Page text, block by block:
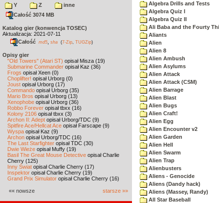
Y
Z
inne
Całość 3074 MB
Katalog gier (konwencja TOSEC)
Aktualizacja: 2021-07-11
Całość md5 sha (7-Zip TUGZip)
Opisy gier
"Old Towers" (Atari ST) opisał Misza (19)
Submarine Commander opisał Kaz (36)
Frogs opisał Xeen (0)
Choplifter! opisał Urborg (0)
Joust opisał Urborg (17)
Commando opisał Urborg (35)
Mario Bros opisał Urborg (13)
Xenophobe opisał Urborg (36)
Robbo Forever opisał tbxx (16)
Kolony 2106 opisał tbxx (3)
Archon II: Adept opisał Urborg/TDC (9)
Spitfire Ace/Hellcat Ace opisał Farscape (9)
Wyspa opisał Kaz (9)
Archon opisał Urborg/TDC (16)
The Last Starfighter opisał TDC (30)
Dwie Wieże opisał Muffy (19)
Basil The Great Mouse Detective opisał Charlie
Cherry (125)
Inny Świat opisał Charlie Cherry (17)
Inspektor opisał Charlie Cherry (19)
Grand Prix Simulator opisał Charlie Cherry (16)
«« nowsze starsze »»
Algebra Drills and Tests
Algebra Quiz I
Algebra Quiz II
Ali Baba and the Fourty
Aliants
Alien
Alien 8
Alien Ambush
Alien Asylums
Alien Attack
Alien Attack (CSM)
Alien Barrage
Alien Blast
Alien Bugs
Alien Craft!
Alien Egg
Alien Encounter v2
Alien Garden
Alien Hell
Alien Swarm
Alien Trap
Alienbusters
Aliens - Genocide
Aliens (Dandy hack)
Aliens (Massey, Randy)
All Star Baseball